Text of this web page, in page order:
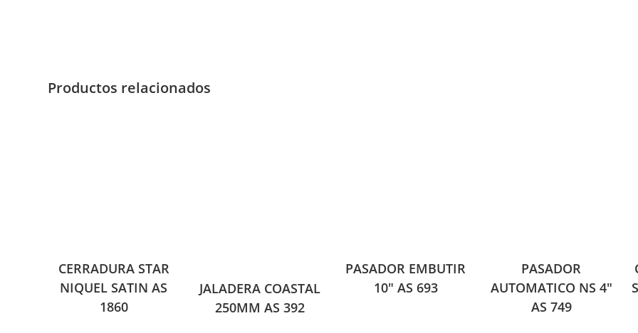
Productos relacionados
CERRADURA STAR
NIQUEL SATIN AS
1860
JALADERA COASTAL
250MM AS 392
PASADOR EMBUTIR
10″ AS 693
PASADOR
AUTOMATICO NS 4″
AS 749